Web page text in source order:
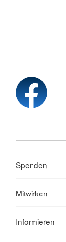
Spenden
Mitwirken
Informieren